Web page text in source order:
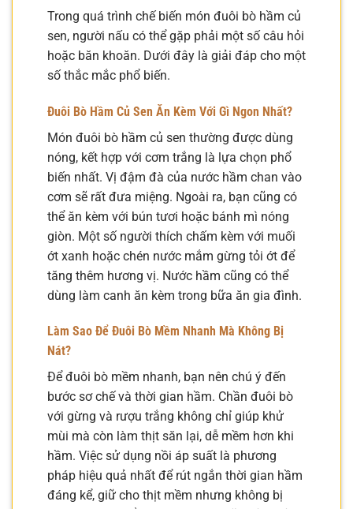
Trong quá trình chế biến món đuôi bò hầm củ
sen, người nấu có thể gặp phải một số câu hỏi
hoặc băn khoăn. Dưới đây là giải đáp cho một
số thắc mắc phổ biến.
Đuôi Bò Hầm Củ Sen Ăn Kèm Với Gì Ngon Nhất?
Món đuôi bò hầm củ sen thường được dùng
nóng, kết hợp với cơm trắng là lựa chọn phổ
biến nhất. Vị đậm đà của nước hầm chan vào
cơm sẽ rất đưa miệng. Ngoài ra, bạn cũng có
thể ăn kèm với bún tươi hoặc bánh mì nóng
giòn. Một số người thích chấm kèm với muối
ớt xanh hoặc chén nước mắm gừng tỏi ớt để
tăng thêm hương vị. Nước hầm cũng có thể
dùng làm canh ăn kèm trong bữa ăn gia đình.
Làm Sao Để Đuôi Bò Mềm Nhanh Mà Không Bị
Nát?
Để đuôi bò mềm nhanh, bạn nên chú ý đến
bước sơ chế và thời gian hầm. Chần đuôi bò
với gừng và rượu trắng không chỉ giúp khử
mùi mà còn làm thịt săn lại, dễ mềm hơn khi
hầm. Việc sử dụng nồi áp suất là phương
pháp hiệu quả nhất để rút ngắn thời gian hầm
đáng kể, giữ cho thịt mềm nhưng không bị